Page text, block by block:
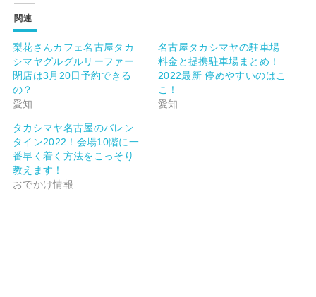
関連
梨花さんカフェ名古屋タカ
シマヤグルグルリーファー
閉店は3月20日予約できる
の？
愛知
名古屋タカシマヤの駐車場
料金と提携駐車場まとめ！
2022最新 停めやすいのはこ
こ！
愛知
タカシマヤ名古屋のバレン
タイン2022！会場10階に一
番早く着く方法をこっそり
教えます！
おでかけ情報